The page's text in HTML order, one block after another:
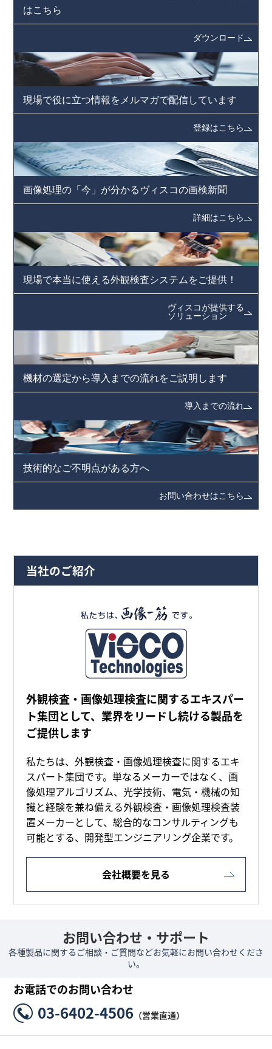
はこちら
ダウンロード
現場で役に立つ情報を メルマガで配信しています
登録はこちら
画像処理の「今」が分かる ヴィスコの画検新聞
詳細はこちら
現場で本当に使える外観検査システムをご提供！
ヴィスコが提供する
ソリューション
機材の選定から導入までの流れをご説明します
導入までの流れ
技術的なご不明点がある方へ
お問い合わせはこちら
当社のご紹介
外観検査・画像処理検査に関するエキスパー
ト集団として、業界をリードし続ける製品を
ご提供します
私たちは、外観検査・画像処理検査に関するエキ
スパート集団です。単なるメーカーではなく、画
像処理アルゴリズム、光学技術、電気・機械の知
識と経験を兼ね備える外観検査・画像処理検査装
置メーカーとして、総合的なコンサルティングも
可能とする、開発型エンジニアリング企業です。
会社概要を見る
お問い合わせ・サポート
各種製品に関するご相談・ご質問などお気軽にお問い合わせくださ
い。
お電話でのお問い合わせ
03-6402-4506 （営業直通）